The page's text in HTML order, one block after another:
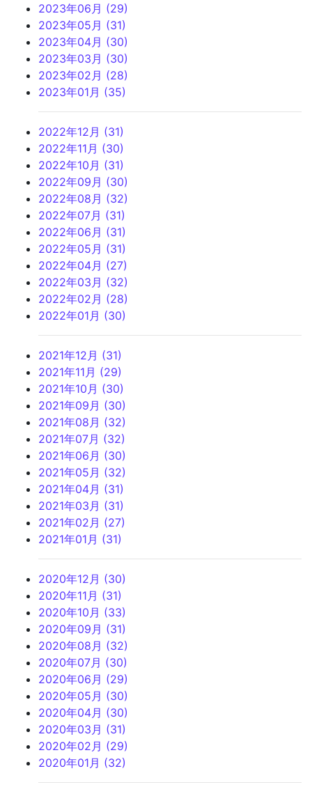
2023年06月 (29)
2023年05月 (31)
2023年04月 (30)
2023年03月 (30)
2023年02月 (28)
2023年01月 (35)
2022年12月 (31)
2022年11月 (30)
2022年10月 (31)
2022年09月 (30)
2022年08月 (32)
2022年07月 (31)
2022年06月 (31)
2022年05月 (31)
2022年04月 (27)
2022年03月 (32)
2022年02月 (28)
2022年01月 (30)
2021年12月 (31)
2021年11月 (29)
2021年10月 (30)
2021年09月 (30)
2021年08月 (32)
2021年07月 (32)
2021年06月 (30)
2021年05月 (32)
2021年04月 (31)
2021年03月 (31)
2021年02月 (27)
2021年01月 (31)
2020年12月 (30)
2020年11月 (31)
2020年10月 (33)
2020年09月 (31)
2020年08月 (32)
2020年07月 (30)
2020年06月 (29)
2020年05月 (30)
2020年04月 (30)
2020年03月 (31)
2020年02月 (29)
2020年01月 (32)